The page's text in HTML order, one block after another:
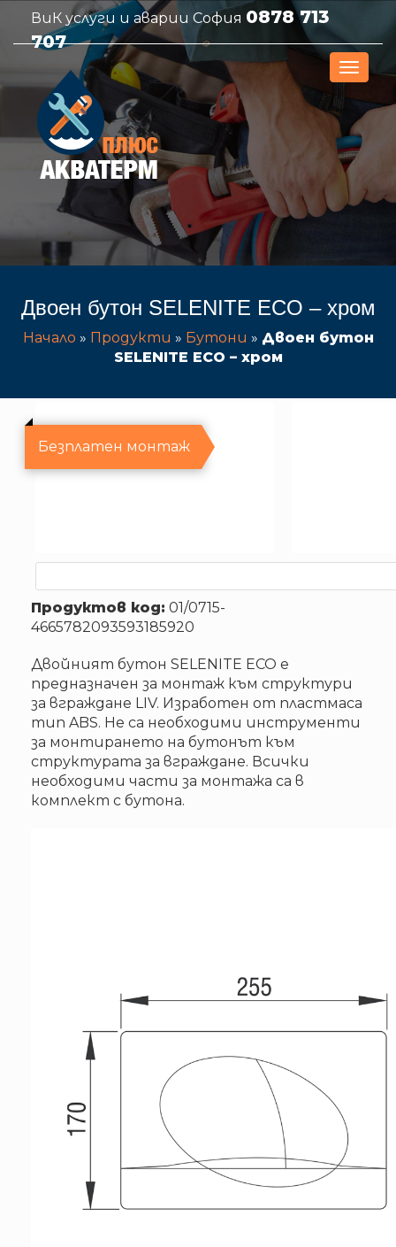
ВиК услуги и аварии София 0878 713
707
Двоен бутон SELENITE ECO – хром
Начало » Продукти » Бутони » Двоен бутон
SELENITE ECO – хром
Безплатен монтаж
Продуктов код: 01/0715-
4665782093593185920
Двойният бутон SELENITE ECO е
предназначен за монтаж към структури
за вграждане LIV. Изработен от пластмаса
тип ABS. Не са необходими инструменти
за монтирането на бутонът към
структурата за вграждане. Всички
необходими части за монтажа са в
комплект с бутона.